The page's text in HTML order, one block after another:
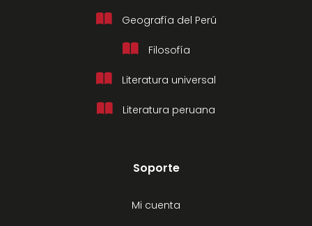
Geografía del Perú
Filosofía
Literatura universal
Literatura peruana
Soporte
Mi cuenta